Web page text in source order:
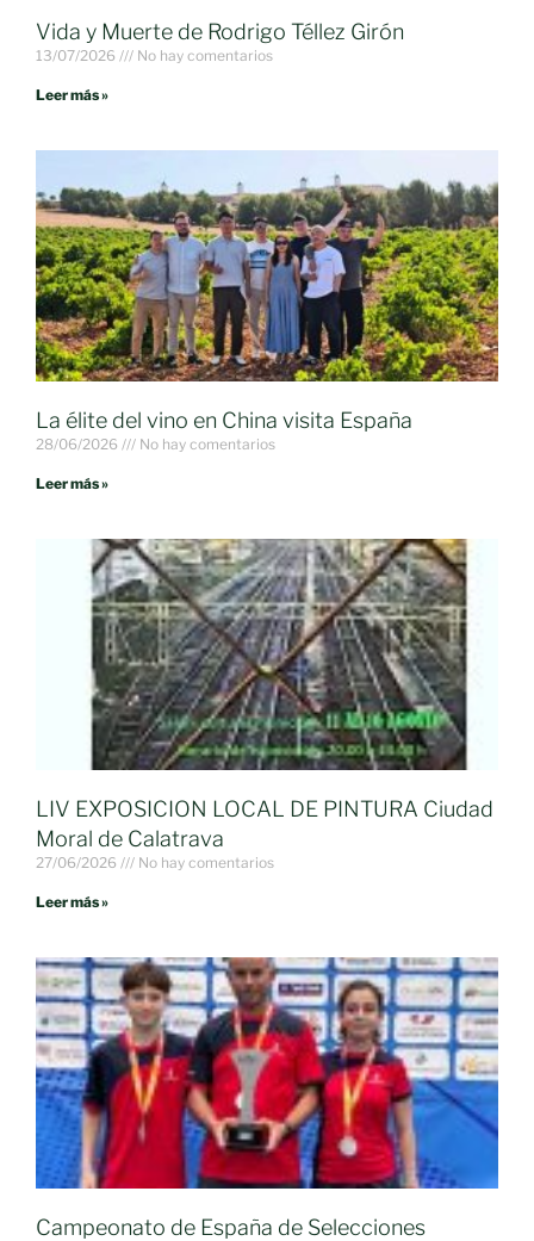
Vida y Muerte de Rodrigo Téllez Girón
13/07/2026 No hay comentarios
Leer más »
La élite del vino en China visita España
28/06/2026 No hay comentarios
Leer más »
LIV EXPOSICION LOCAL DE PINTURA Ciudad
Moral de Calatrava
27/06/2026 No hay comentarios
Leer más »
Campeonato de España de Selecciones